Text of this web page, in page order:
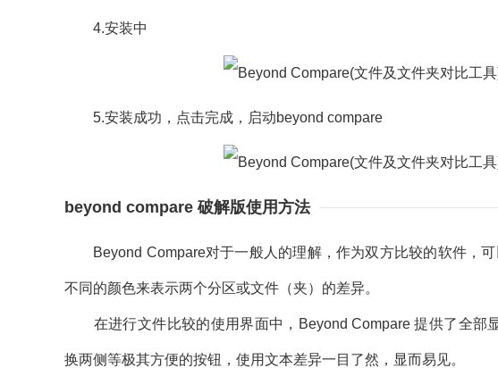
4.安装中
5.安装成功，点击完成，启动beyond compare
beyond compare 破解版使用方法
Beyond Compare对于一般人的理解，作为双方比较的软件，可
不同的颜色来表示两个分区或文件（夹）的差异。
在进行文件比较的使用界面中，Beyond Compare 提供了全部
换两侧等极其方便的按钮，使用文本差异一目了然，显而易见。